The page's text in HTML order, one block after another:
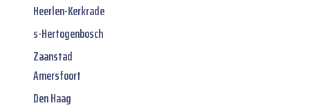
Heerlen-Kerkrade
s-Hertogenbosch
Zaanstad
Amersfoort
Den Haag